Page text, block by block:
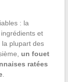
: la
et
la plupart des
un fouet
ratées
.